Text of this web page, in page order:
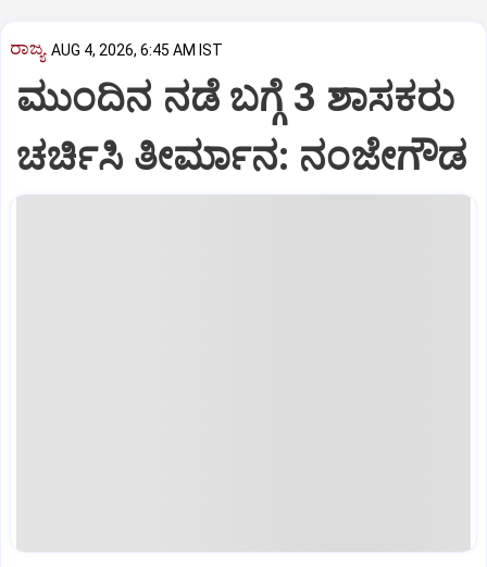
ರಾಜ್ಯ AUG 4, 2026, 6:45 AM IST
ಮುಂದಿನ ನಡೆ ಬಗ್ಗೆ 3 ಶಾಸಕರು
ಚರ್ಚಿಸಿ ತೀರ್ಮಾನ: ನಂಜೇಗೌಡ